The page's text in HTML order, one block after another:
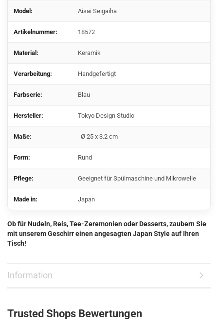
Model: Aisai Seigaiha
Artikelnummer: 18572
Material: Keramik
Verarbeitung: Handgefertigt
Farbserie: Blau
Hersteller: Tokyo Design Studio
Maße: Ø 25 x 3.2 cm
Form: Rund
Pflege: Geeignet für Spülmaschine und Mikrowelle
Made in: Japan
Ob für Nudeln, Reis, Tee-Zeremonien oder Desserts, zaubern Sie
mit unserem Geschirr einen angesagten Japan Style auf Ihren
Tisch!
Information
Trusted Shops Bewertungen